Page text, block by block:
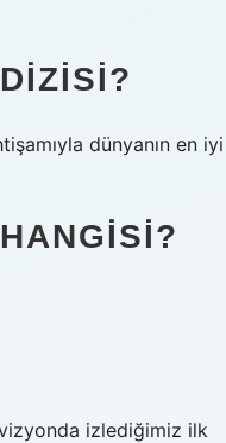
dünyanın en iyi
izlediğimiz ilk